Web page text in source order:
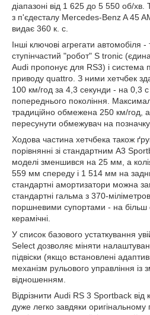
діапазоні від 1 625 до 5 550 об/
з п'єдесталу Mercedes-Benz A 45
видає 360 к. с.
Інші ключові агрегати автомобіля
ступінчастий "робот" S tronic
Audi пропонує для RS3) і система
приводу quattro. З ними хетчбек
100 км/год за 4,3 секунди - на 0,3
попереднього покоління.
традиційно обмежена 250 км/год,
пересунути обмежувач на
Ходова частина хетчбека також
порівнянні зі стандартним А3
моделі зменшився на 25 мм, а
559 мм спереду і 1 514 мм на
стандартні амортизатори можна
стандартні гальма з 370-
поршневими супортами - на більш
керамічні.
У список базового устаткування
Select дозволяє міняти
підвіски (якщо встановлені
механізм рульового управління
відношенням.
Відрізнити Audi RS 3 Sportback від
дуже легко завдяки